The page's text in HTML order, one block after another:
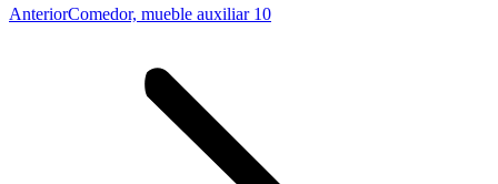
AnteriorProyecto
Comedor, mueble auxiliar 10